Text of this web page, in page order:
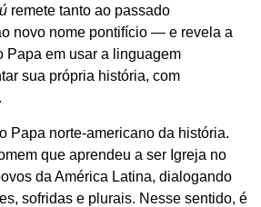
remete tanto ao passado
novo nome pontifício — e revela a
Papa em usar a linguagem
sua própria história, com
Papa norte-americano da história.
que aprendeu a ser Igreja no
da América Latina, dialogando
sofridas e plurais. Nesse sentido, é